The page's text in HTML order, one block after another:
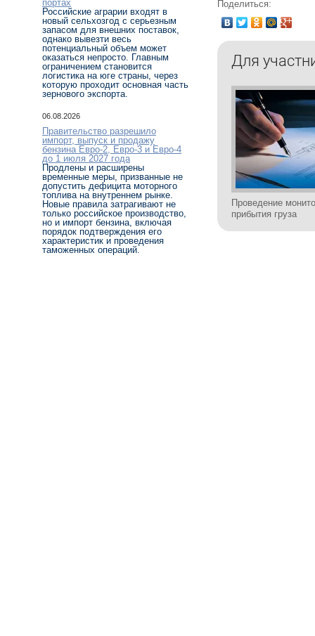
Поделиться:
Для
Проведение
прибытия груза
портах
Российские аграрии входят в
новый сельхозгод с серьезным
запасом для внешних поставок,
однако вывезти весь
потенциальный объем может
оказаться непросто. Главным
ограничением становится
логистика на юге страны, через
которую проходит основная часть
зернового экспорта.
06.08.2026
Правительство разрешило
импорт, выпуск и продажу
бензина Евро-2, Евро-3 и Евро-4
до 1 июля 2027 года
Продлены и расширены
временные меры, призванные не
допустить дефицита моторного
топлива на внутреннем рынке.
Новые правила затрагивают не
только российское производство,
но и импорт бензина, включая
порядок подтверждения его
характеристик и проведения
таможенных операций.